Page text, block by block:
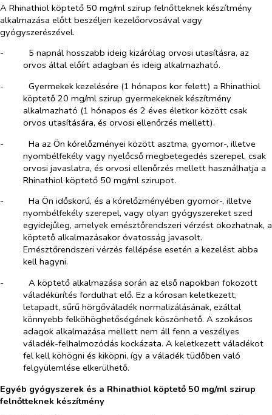
A Rhinathiol köptető 50 mg/ml szirup felnőtteknek készítmény
alkalmazása előtt beszéljen kezelőorvosával vagy
gyógyszerészével.
-​
5 napnál hosszabb ideig kizárólag orvosi utasításra, az
orvos által előírt adagban és ideig alkalmazható.
-​
Gyermekek kezelésére (1 hónapos kor felett) a Rhinathiol
köptető 20 mg/ml szirup gyermekeknek készítmény
alkalmazható (1 hónapos és 2 éves életkor között csak
orvos utasítására, és orvosi ellenőrzés mellett).
-​
Ha az Ön kórelőzményei között asztma, gyomor-, illetve
nyombélfekély vagy nyelőcső megbetegedés szerepel, csak
orvosi javaslatra, és orvosi ellenőrzés mellett használhatja a
Rhinathiol köptető 50 mg/ml szirupot.
-​
Ha Ön időskorú, és a kórelőzményében gyomor-, illetve
nyombélfekély szerepel, vagy olyan gyógyszereket szed
egyidejűleg, amelyek emésztőrendszeri vérzést okozhatnak, a
köptető alkalmazásakor óvatosság javasolt.
Emésztőrendszeri vérzés fellépése esetén a kezelést abba
kell hagyni.
-​
A köptető alkalmazása során az első napokban fokozott
váladékürítés fordulhat elő. Ez a kórosan keletkezett,
letapadt, sűrű hörgőváladék normalizálásának, ezáltal
könnyebb felköhöghetőségének köszönhető. A szokásos
adagok alkalmazása mellett nem áll fenn a veszélyes
váladék-felhalmozódás kockázata. A keletkezett váladékot
fel kell köhögni és kiköpni, így a váladék tüdőben való
felgyülemlése elkerülhető.
Egyéb gyógyszerek és a Rhinathiol köptető 50 mg/ml szirup
felnőtteknek készítmény